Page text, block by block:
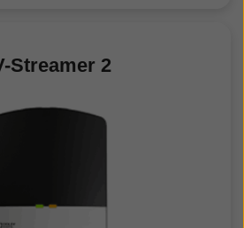
Streamer 2